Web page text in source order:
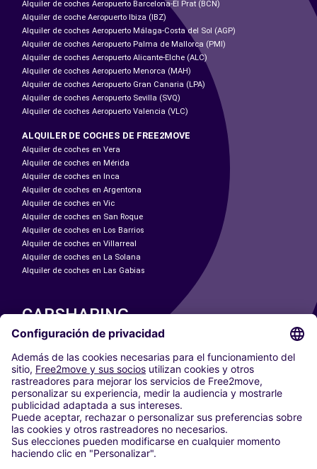
Alquiler de coches Aeropuerto Barcelona-El Prat (BCN)
Alquiler de coche Aeropuerto Ibiza (IBZ)
Alquiler de coches Aeropuerto Málaga-Costa del Sol (AGP)
Alquiler de coches Aeropuerto Palma de Mallorca (PMI)
Alquiler de coches Aeropuerto Alicante-Elche (ALC)
Alquiler de coches Aeropuerto Menorca (MAH)
Alquiler de coches Aeropuerto Gran Canaria (LPA)
Alquiler de coches Aeropuerto Sevilla (SVQ)
Alquiler de coches Aeropuerto Valencia (VLC)
ALQUILER DE COCHES DE FREE2MOVE
Alquiler de coches en Vera
Alquiler de coches en Mérida
Alquiler de coches en Inca
Alquiler de coches en Argentona
Alquiler de coches en Vic
Alquiler de coches en San Roque
Alquiler de coches en Los Barrios
Alquiler de coches en Villarreal
Alquiler de coches en La Solana
Alquiler de coches en Las Gabias
CARSHARING
NUESTRAS CIUDADES
Paris
Madrid
Washington DC
Milán
Roma
Turín
Viena
Berlín